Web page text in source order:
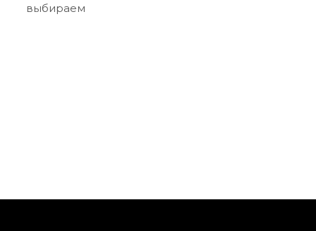
выбираем